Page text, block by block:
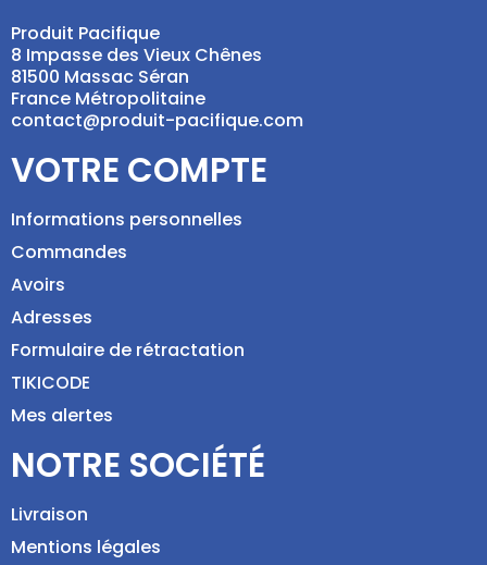
Produit Pacifique
8 Impasse des Vieux Chênes
81500 Massac Séran
France Métropolitaine
contact@produit-pacifique.com
VOTRE COMPTE
Informations personnelles
Commandes
Avoirs
Adresses
Formulaire de rétractation
TIKICODE
Mes alertes
NOTRE SOCIÉTÉ
Livraison
Mentions légales